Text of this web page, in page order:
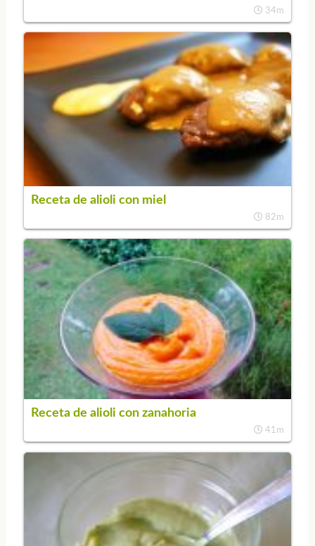
34m
Receta de alioli con miel
82m
Receta de alioli con zanahoria
41m